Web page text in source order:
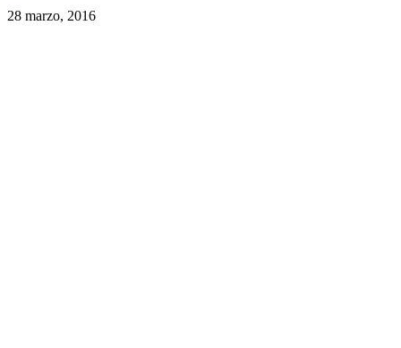
28 marzo, 2016